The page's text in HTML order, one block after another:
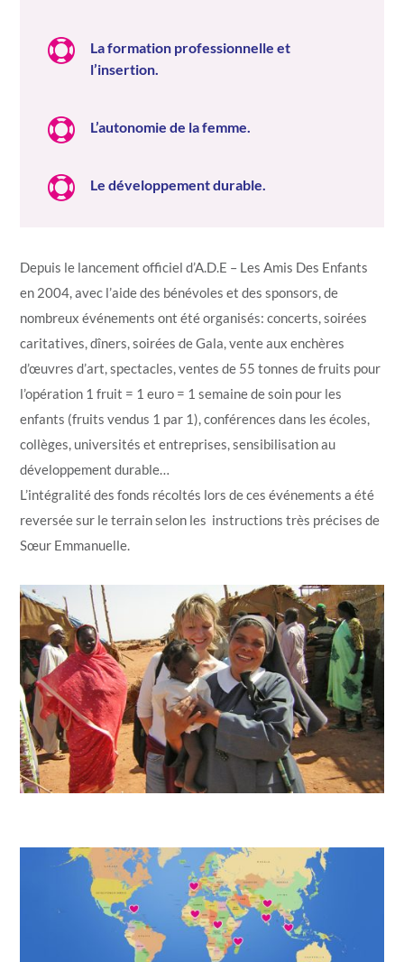

La formation professionnelle et
l’insertion.
 L’autonomie de la femme.
 Le développement durable.
Depuis le lancement officiel d’A.D.E – Les Amis Des Enfants
en 2004, avec l’aide des bénévoles et des sponsors, de
nombreux événements ont été organisés: concerts, soirées
caritatives, dîners, soirées de Gala, vente aux enchères
d’œuvres d’art, spectacles, ventes de 55 tonnes de fruits pour
l’opération 1 fruit = 1 euro = 1 semaine de soin pour les
enfants (fruits vendus 1 par 1), conférences dans les écoles,
collèges, universités et entreprises, sensibilisation au
développement durable…
L’intégralité des fonds récoltés lors de ces événements a été
reversée sur le terrain selon les instructions très précises de
Sœur Emmanuelle.